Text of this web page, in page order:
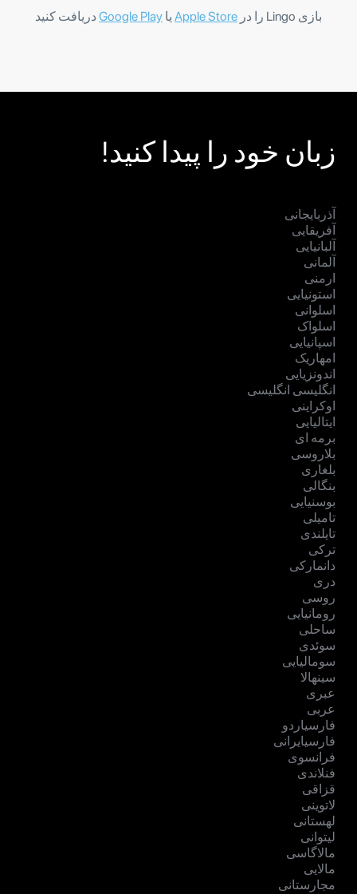
بازی Lingo را در Apple Store یا Google Play دریافت کنید
زبان خود را پیدا کنید!
آذربایجانی
آفریقایی
آلبانیایی
آلمانی
ارمنی
استونیایی
اسلوانی
اسلواک
اسپانیایی
امهاریک
اندونزیایی
انگلیسی انگلیسی
اوکراینی
ایتالیایی
برمه ای
بلاروسی
بلغاری
بنگالی
بوسنیایی
تامیلی
تایلندی
ترکی
دانمارکی
دری
روسی
رومانیایی
ساحلی
سوئدی
سومالیایی
سینهالا
عبری
عربی
فارسیاردو
فارسیایرانی
فرانسوی
فنلاندی
قزاقی
لاتوینی
لهستانی
لیتوانی
مالاگاسی
مالایی
مجارستانی